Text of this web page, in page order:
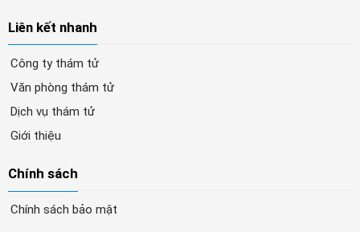
Liên kết nhanh
Công ty thám tử
Văn phòng thám tử
Dịch vụ thám tử
Giới thiệu
Chính sách
Chính sách bảo mật